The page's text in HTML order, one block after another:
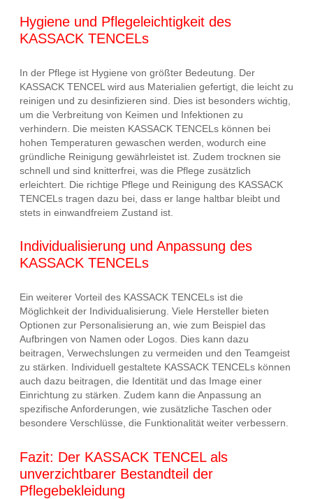
Hygiene und Pflegeleichtigkeit des
KASSACK TENCELs
In der Pflege ist Hygiene von größter Bedeutung. Der
KASSACK TENCEL wird aus Materialien gefertigt, die leicht zu
reinigen und zu desinfizieren sind. Dies ist besonders wichtig,
um die Verbreitung von Keimen und Infektionen zu
verhindern. Die meisten KASSACK TENCELs können bei
hohen Temperaturen gewaschen werden, wodurch eine
gründliche Reinigung gewährleistet ist. Zudem trocknen sie
schnell und sind knitterfrei, was die Pflege zusätzlich
erleichtert. Die richtige Pflege und Reinigung des KASSACK
TENCELs tragen dazu bei, dass er lange haltbar bleibt und
stets in einwandfreiem Zustand ist.
Individualisierung und Anpassung des
KASSACK TENCELs
Ein weiterer Vorteil des KASSACK TENCELs ist die
Möglichkeit der Individualisierung. Viele Hersteller bieten
Optionen zur Personalisierung an, wie zum Beispiel das
Aufbringen von Namen oder Logos. Dies kann dazu
beitragen, Verwechslungen zu vermeiden und den Teamgeist
zu stärken. Individuell gestaltete KASSACK TENCELs können
auch dazu beitragen, die Identität und das Image einer
Einrichtung zu stärken. Zudem kann die Anpassung an
spezifische Anforderungen, wie zusätzliche Taschen oder
besondere Verschlüsse, die Funktionalität weiter verbessern.
Fazit: Der KASSACK TENCEL als
unverzichtbarer Bestandteil der
Pflegebekleidung